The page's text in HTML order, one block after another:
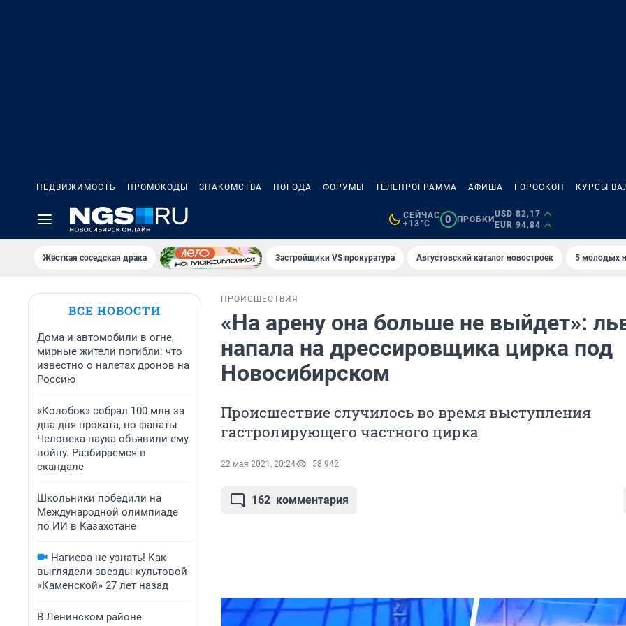
НЕДВИЖИМОСТЬ ПРОМОКОДЫ ЗНАКОМСТВА ПОГОДА ФОРУМЫ ТЕЛЕПРОГРАММА АФИША ГОРОСКОП КУРСЫ
СЕЙЧАС
+13°C
0 ПРОБКИ
USD 82,17
EUR 94,84
Жёсткая соседская драка Застройщики VS прокуратура Августовский каталог новостроек 5 молодых
ВСЕ НОВОСТИ
Дома и автомобили в огне,
мирные жители погибли: что
известно о налетах дронов на
Россию
«Колобок» собрал 100 млн за
два дня проката, но фанаты
Человека-паука объявили ему
войну. Разбираемся в
скандале
Школьники победили на
Международной олимпиаде
по ИИ в Казахстане
Нагиева не узнать! Как
выглядели звезды культовой
«Каменской» 27 лет назад
В Ленинском районе
ПРОИСШЕСТВИЯ
«На арену она больше не выйдет»:
напала на дрессировщика цирка под
Новосибирском
Происшествие случилось во время выступления
гастролирующего частного цирка
22 мая 2021, 20:24 58 942
162 комментария